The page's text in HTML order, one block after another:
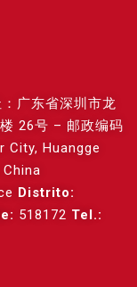
广东省深圳市龙
26号 – 邮政编码
City, Huangge
China
Distrito:
518172 Tel.: